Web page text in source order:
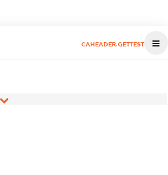
CAHEADER.GETTEST